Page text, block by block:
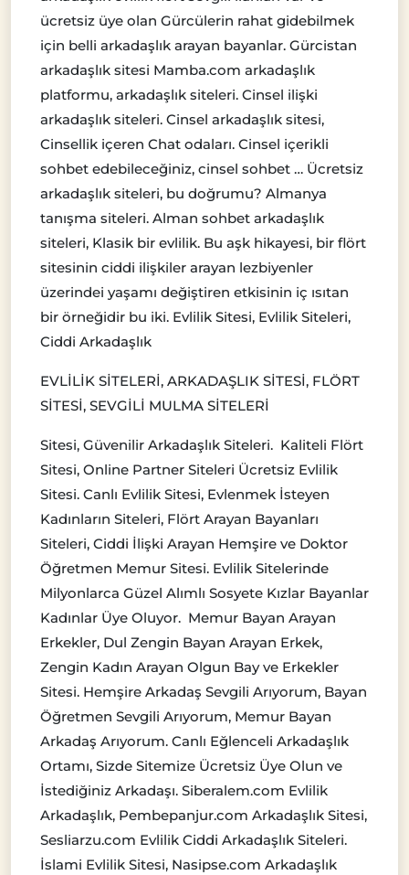
ücretsiz üye olan Gürcülerin rahat gidebilmek
için belli arkadaşlık arayan bayanlar. Gürcistan
arkadaşlık sitesi Mamba.com arkadaşlık
platformu, arkadaşlık siteleri. Cinsel ilişki
arkadaşlık siteleri. Cinsel arkadaşlık sitesi,
Cinsellik içeren Chat odaları. Cinsel içerikli
sohbet edebileceğiniz, cinsel sohbet … Ücretsiz
arkadaşlık siteleri, bu doğrumu? Almanya
tanışma siteleri. Alman sohbet arkadaşlık
siteleri, Klasik bir evlilik. Bu aşk hikayesi, bir flört
sitesinin ciddi ilişkiler arayan lezbiyenler
üzerindei yaşamı değiştiren etkisinin iç ısıtan
bir örneğidir bu iki. Evlilik Sitesi, Evlilik Siteleri,
Ciddi Arkadaşlık
EVLİLİK SİTELERİ, ARKADAŞLIK SİTESİ, FLÖRT
SİTESİ, SEVGİLİ MULMA SİTELERİ
Sitesi, Güvenilir Arkadaşlık Siteleri. Kaliteli Flört
Sitesi, Online Partner Siteleri Ücretsiz Evlilik
Sitesi. Canlı Evlilik Sitesi, Evlenmek İsteyen
Kadınların Siteleri, Flört Arayan Bayanları
Siteleri, Ciddi İlişki Arayan Hemşire ve Doktor
Öğretmen Memur Sitesi. Evlilik Sitelerinde
Milyonlarca Güzel Alımlı Sosyete Kızlar Bayanlar
Kadınlar Üye Oluyor. Memur Bayan Arayan
Erkekler, Dul Zengin Bayan Arayan Erkek,
Zengin Kadın Arayan Olgun Bay ve Erkekler
Sitesi. Hemşire Arkadaş Sevgili Arıyorum, Bayan
Öğretmen Sevgili Arıyorum, Memur Bayan
Arkadaş Arıyorum. Canlı Eğlenceli Arkadaşlık
Ortamı, Sizde Sitemize Ücretsiz Üye Olun ve
İstediğiniz Arkadaşı. Siberalem.com Evlilik
Arkadaşlık, Pembepanjur.com Arkadaşlık Sitesi,
Sesliarzu.com Evlilik Ciddi Arkadaşlık Siteleri.
İslami Evlilik Sitesi, Nasipse.com Arkadaşlık